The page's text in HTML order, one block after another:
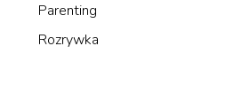
Parenting
Rozrywka